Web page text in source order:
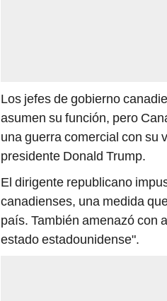
Los jefes de gobierno
asumen su función, pero
una guerra comercial con su
presidente Donald Trump.
El dirigente republicano
canadienses, una medida
país. También amenazó con
estado estadounidense".